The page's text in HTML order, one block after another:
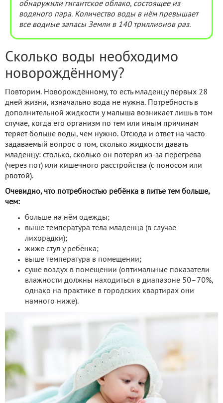
обнаружили гигантское облако, состоящее из
водяного пара. Количество воды в нём превышает
все водные запасы Земли в 140 триллионов раз.
Сколько воды необходимо
новорождённому?
Повторим. Новорождённому, то есть младенцу первых 28
дней жизни, изначально вода не нужна. Потребность в
дополнительной жидкости у малыша возникает лишь в том
случае, когда его организм по тем или иным причинам
теряет больше воды, чем нужно. Отсюда и ответ на часто
задаваемый вопрос о том, сколько жидкости давать
младенцу: столько, сколько он потерял из-за перегрева
(через пот) или кишечного расстройства (с поносом или
рвотой).
Очевидно, что потребностью ребёнка в питье тем больше,
чем:
больше на нём одежды;
выше температура тела младенца (в случае
лихорадки);
жиже стул у ребёнка;
выше температура в помещении;
суше воздух в помещении (оптимальные показатели
влажности должны находиться в диапазоне 50–70%,
однако на практике в городских квартирах они
намного ниже).